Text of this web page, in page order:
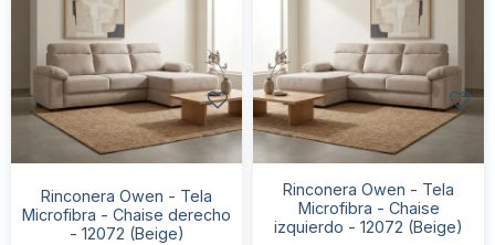
Rinconera Owen - Tela
Microfibra - Chaise derecho
- 12072 (Beige)
Rinconera Owen - Tela
Microfibra - Chaise
izquierdo - 12072 (Beige)